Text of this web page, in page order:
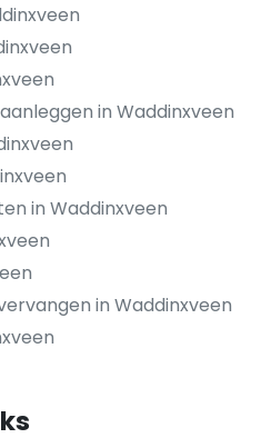
in Waddinxveen
in Waddinxveen
in Waddinxveen